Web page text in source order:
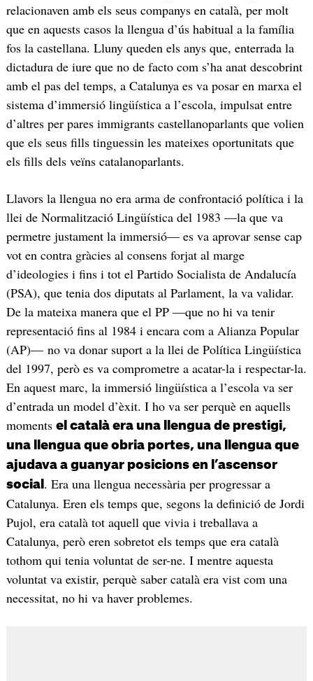
relacionaven amb els seus companys en català, per molt
que en aquests casos la llengua d’ús habitual a la família
fos la castellana. Lluny queden els anys que, enterrada la
dictadura de iure que no de facto com s’ha anat descobrint
amb el pas del temps, a Catalunya es va posar en marxa el
sistema d’immersió lingüística a l’escola, impulsat entre
d’altres per pares immigrants castellanoparlants que volien
que els seus fills tinguessin les mateixes oportunitats que
els fills dels veïns catalanoparlants.
Llavors la llengua no era arma de confrontació política i la
llei de Normalització Lingüística del 1983 —la que va
permetre justament la immersió— es va aprovar sense cap
vot en contra gràcies al consens forjat al marge
d’ideologies i fins i tot el Partido Socialista de Andalucía
(PSA), que tenia dos diputats al Parlament, la va validar.
De la mateixa manera que el PP —que no hi va tenir
representació fins al 1984 i encara com a Alianza Popular
(AP)— no va donar suport a la llei de Política Lingüística
del 1997, però es va comprometre a acatar-la i respectar-la.
En aquest marc, la immersió lingüística a l’escola va ser
d’entrada un model d’èxit. I ho va ser perquè en aquells
moments el català era una llengua de prestigi,
una llengua que obria portes, una llengua que
ajudava a guanyar posicions en l’ascensor
social . Era una llengua necessària per progressar a
Catalunya. Eren els temps que, segons la definició de Jordi
Pujol, era català tot aquell que vivia i treballava a
Catalunya, però eren sobretot els temps que era català
tothom qui tenia voluntat de ser-ne. I mentre aquesta
voluntat va existir, perquè saber català era vist com una
necessitat, no hi va haver problemes.